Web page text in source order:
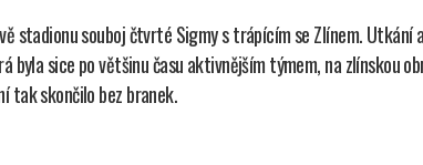
stadionu souboj čtvrté Sigmy s trápícím se Zlínem. Utkání
byla sice po většinu času aktivnějším týmem, na zlínskou
tak skončilo bez branek.